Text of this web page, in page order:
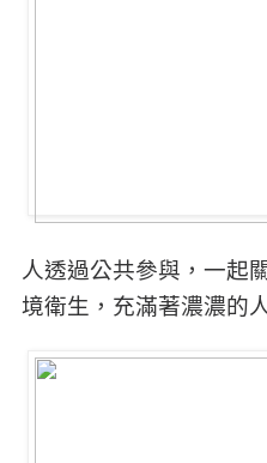
人透過公共參與，一起
境衛生，充滿著濃濃的